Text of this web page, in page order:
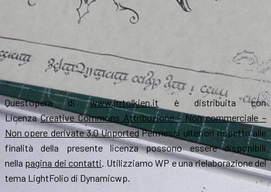
Quest’opera diwww.jrrtolkien.it è distribuita con
LicenzaCreative Commons Attribuzione – Non commerciale –
Non opere derivate 3.0 UnportedPermessi ulteriori rispetto alle
finalità della presente licenza possono essere disponibili
nella pagina dei contatti. Utilizziamo WP e una rielaborazione del
tema LightFolio di Dynamicwp.